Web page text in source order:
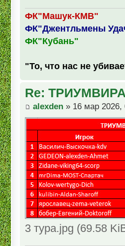
ФК"Машук-КМВ"
ФК"Джентльмены
ФК"Кубань"
"То, что нас не
Re:
alexden » 16 мар 2026,
3 тура.jpg (69.58